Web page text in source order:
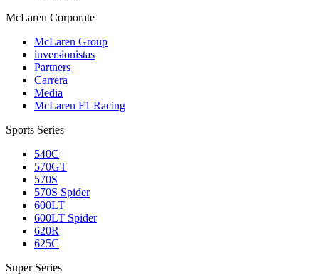
McLaren Corporate
McLaren Group
inversionistas
Partners
Carrera
Media
McLaren F1 Racing
Sports Series
540C
570GT
570S
570S Spider
600LT
600LT Spider
620R
625C
Super Series